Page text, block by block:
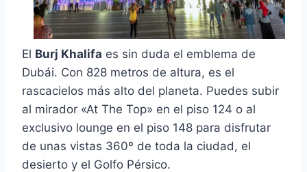
El Burj Khalifa es sin duda el emblema de
Dubái. Con 828 metros de altura, es el
rascacielos más alto del planeta. Puedes subir
al mirador «At The Top» en el piso 124 o al
exclusivo lounge en el piso 148 para disfrutar
de unas vistas 360º de toda la ciudad, el
desierto y el Golfo Pérsico.